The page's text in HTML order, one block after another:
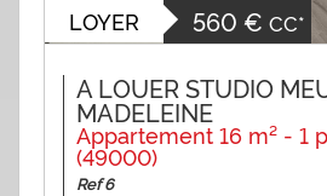
LOYER 560 € CC*
A LOUER STUDIO
MADELEINE
Appartement 16 m² - 1
(49000)
Ref 6